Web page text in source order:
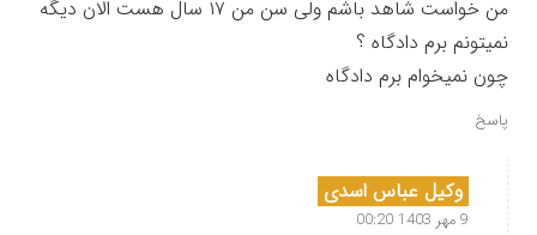
من خواست شاهد باشم ولی سن من ۱۷ سال هست الان دیگه
نمیتونم برم دادگاه ؟
چون نمیخوام برم دادگاه
پاسخ
وکیل عباس اسدی
9 مهر 1403 00:20